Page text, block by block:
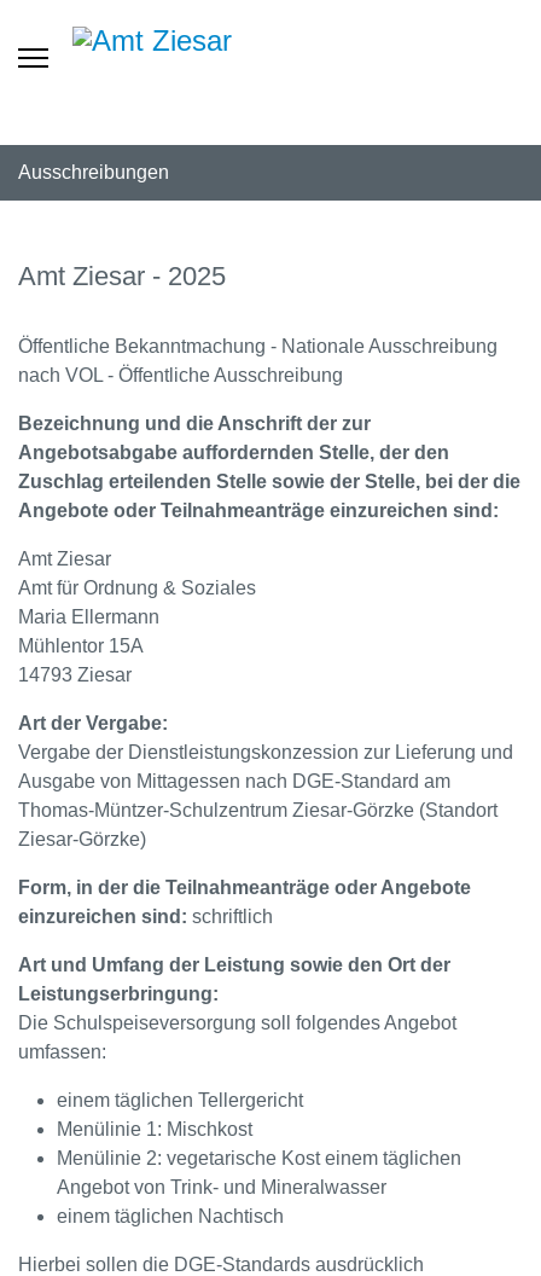
Ausschreibungen
Amt Ziesar - 2025
Öffentliche Bekanntmachung - Nationale Ausschreibung
nach VOL - Öffentliche Ausschreibung
Bezeichnung und die Anschrift der zur
Angebotsabgabe auffordernden Stelle, der den
Zuschlag erteilenden Stelle sowie der Stelle, bei der die
Angebote oder Teilnahmeanträge einzureichen sind:
Amt Ziesar
Amt für Ordnung & Soziales
Maria Ellermann
Mühlentor 15A
14793 Ziesar
Art der Vergabe:
Vergabe der Dienstleistungskonzession zur Lieferung und
Ausgabe von Mittagessen nach DGE-Standard am
Thomas-Müntzer-Schulzentrum Ziesar-Görzke (Standort
Ziesar-Görzke)
Form, in der die Teilnahmeanträge oder Angebote
einzureichen sind: schriftlich
Art und Umfang der Leistung sowie den Ort der
Leistungserbringung:
Die Schulspeiseversorgung soll folgendes Angebot
umfassen:
einem täglichen Tellergericht
Menülinie 1: Mischkost
Menülinie 2: vegetarische Kost einem täglichen
Angebot von Trink- und Mineralwasser
einem täglichen Nachtisch
Hierbei sollen die DGE-Standards ausdrücklich